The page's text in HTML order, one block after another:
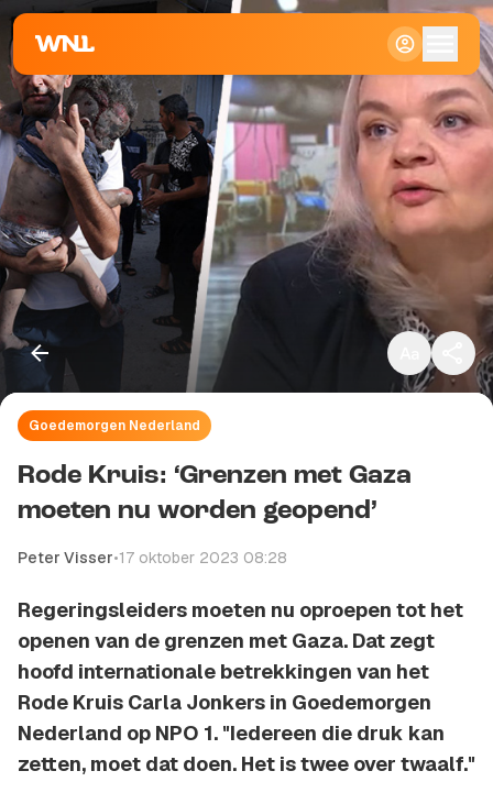
Klein
Standaard
Groot
Goedemorgen Nederland
Rode Kruis: ‘Grenzen met Gaza
moeten nu worden geopend’
Peter Visser•17 oktober 2023 08:28
Regeringsleiders moeten nu oproepen tot het
openen van de grenzen met Gaza. Dat zegt
hoofd internationale betrekkingen van het
Rode Kruis Carla Jonkers in Goedemorgen
Nederland op NPO 1. "Iedereen die druk kan
zetten, moet dat doen. Het is twee over twaalf."